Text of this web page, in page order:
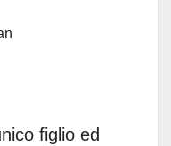
figlio ed